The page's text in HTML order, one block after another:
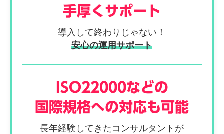
手厚くサポート
導入して終わりじゃない！
安心の運用サポート
ISO22000などの
国際規格への対応も可能
長年経験してきたコンサルタントが